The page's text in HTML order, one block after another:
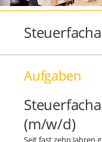
Aufgaben
(m/w/d)
Seit fast zehn Jahren